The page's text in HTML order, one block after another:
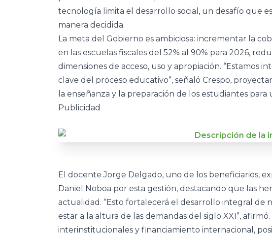
tecnología limita el desarrollo social, un desafío que
manera decidida.
La meta del Gobierno es ambiciosa: incrementar la
en las escuelas fiscales del 52% al 90% para 2026,
dimensiones de acceso, uso y apropiación. “Estamos
clave del proceso educativo”, señaló Crespo,
la enseñanza y la preparación de los estudiantes
Publicidad
El docente Jorge Delgado, uno de los beneficiarios,
Daniel Noboa por esta gestión, destacando que las
actualidad. “Esto fortalecerá el desarrollo integral de
estar a la altura de las demandas del siglo XXI”,
interinstitucionales y financiamiento internacional,